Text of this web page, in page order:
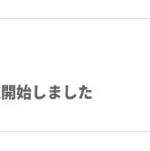
始しました